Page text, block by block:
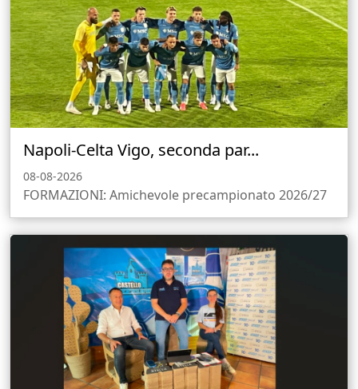
Napoli-Celta Vigo, seconda par...
08-08-2026
FORMAZIONI: Amichevole precampionato 2026/27